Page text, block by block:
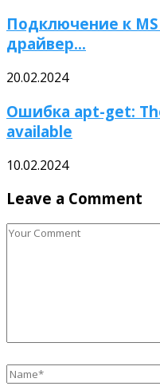
Подключение к MS
драйвер...
20.02.2024
Ошибка apt-get:
available
10.02.2024
Leave a Comment